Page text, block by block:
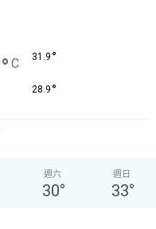
° C 31.9 °
28.9 °
週六
30°
週日
33°